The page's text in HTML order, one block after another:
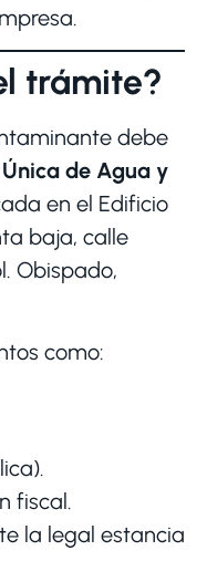
trámite?
debe
de Agua y
en el Edificio
baja, calle
Obispado,
como:
fiscal.
la legal estancia